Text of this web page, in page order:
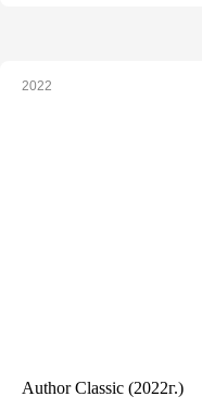
2022
Author Classic (2022г.)